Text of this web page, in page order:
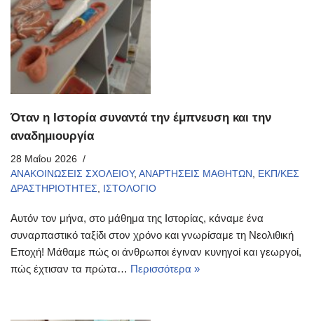
Όταν η Ιστορία συναντά την έμπνευση και την
αναδημιουργία
28 Μαΐου 2026
ΑΝΑΚΟΙΝΩΣΕΙΣ ΣΧΟΛΕΙΟΥ, ΑΝΑΡΤΗΣΕΙΣ ΜΑΘΗΤΩΝ , ΕΚΠ/ΚΕΣ
ΔΡΑΣΤΗΡΙΟΤΗΤΕΣ, ΙΣΤΟΛΟΓΙΟ
Αυτόν τον μήνα, στο μάθημα της Ιστορίας, κάναμε ένα
συναρπαστικό ταξίδι στον χρόνο και γνωρίσαμε τη Νεολιθική
Εποχή! Μάθαμε πώς οι άνθρωποι έγιναν κυνηγοί και γεωργοί,
πώς έχτισαν τα πρώτα… Περισσότερα »